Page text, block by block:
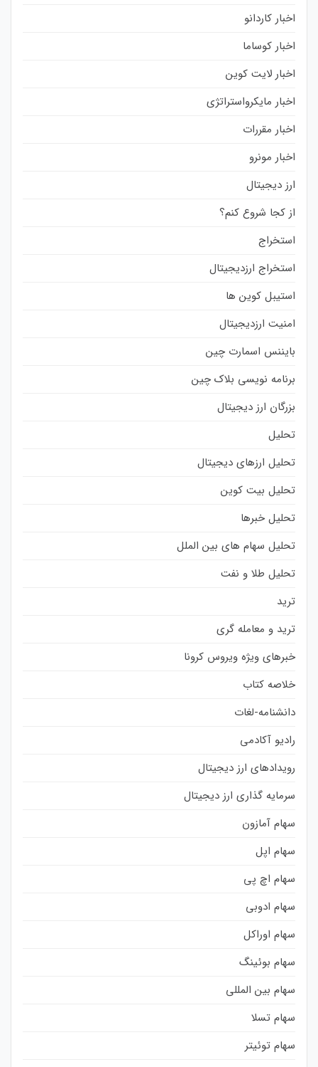
اخبار کاردانو
اخبار کوساما
اخبار لایت کوین
اخبار مایکرواستراتژی
اخبار مقررات
اخبار مونرو
ارز دیجیتال
از کجا شروع کنم؟
استخراج
استخراج ارزدیجیتال
استیبل کوین ها
امنیت ارزدیجیتال
بایننس اسمارت چین
برنامه نویسی بلاک چین
بزرگان ارز دیجیتال
تحلیل
تحلیل ارزهای دیجیتال
تحلیل بیت کوین
تحلیل خبرها
تحلیل سهام های بین الملل
تحلیل طلا و نفت
ترید
ترید و معامله گری
خبرهای ویژه ویروس کرونا
خلاصه کتاب
دانشنامه-لغات
رادیو آکادمی
رویدادهای ارز دیجیتال
سرمایه گذاری ارز دیجیتال
سهام آمازون
سهام اپل
سهام اچ پی
سهام ادوبی
سهام اوراکل
سهام بوئینگ
سهام بین المللی
سهام تسلا
سهام توئیتر